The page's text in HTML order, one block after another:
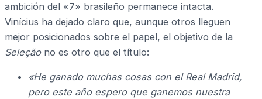
ambición del «7» brasileño permanece intacta.
Vinícius ha dejado claro que, aunque otros lleguen
mejor posicionados sobre el papel, el objetivo de la
Seleçãono es otro que el título:
«He ganado muchas cosas con el Real Madrid,
pero este año espero que ganemos nuestra